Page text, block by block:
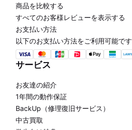
商品を比較する
すべてのお客様レビューを表示する
お支払い方法
以下のお支払い方法をご利用可能です
サービス
お友達の紹介
1年間の動作保証
BackUp（修理復旧サービス）
中古買取